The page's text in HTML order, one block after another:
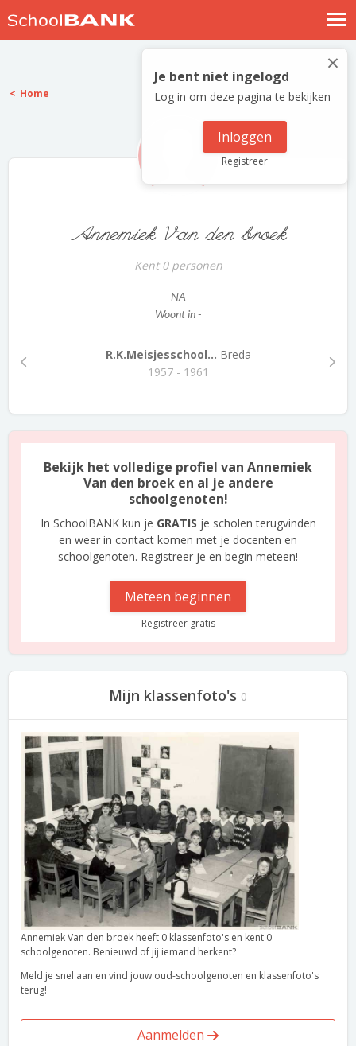
Nostalgische verhalen
Log in
Meld je gratis aan
×
Je bent niet ingelogd
Log in om deze pagina te bekijken
Inloggen
Registreer
Home
Annemiek Van den broek
Kent 0 personen
NA
Woont in -
R.K.Meisjesschool... Breda
1957 - 1961
Bekijk het volledige profiel van Annemiek
Van den broek en al je andere
schoolgenoten!
In SchoolBANK kun je GRATIS je scholen terugvinden
en weer in contact komen met je docenten en
schoolgenoten. Registreer je en begin meteen!
Meteen beginnen
Registreer gratis
Mijn klassenfoto's 0
Annemiek Van den broek heeft 0 klassenfoto's en kent 0
schoolgenoten. Benieuwd of jij iemand herkent?
Meld je snel aan en vind jouw oud-schoolgenoten en klassenfoto's
terug!
Aanmelden